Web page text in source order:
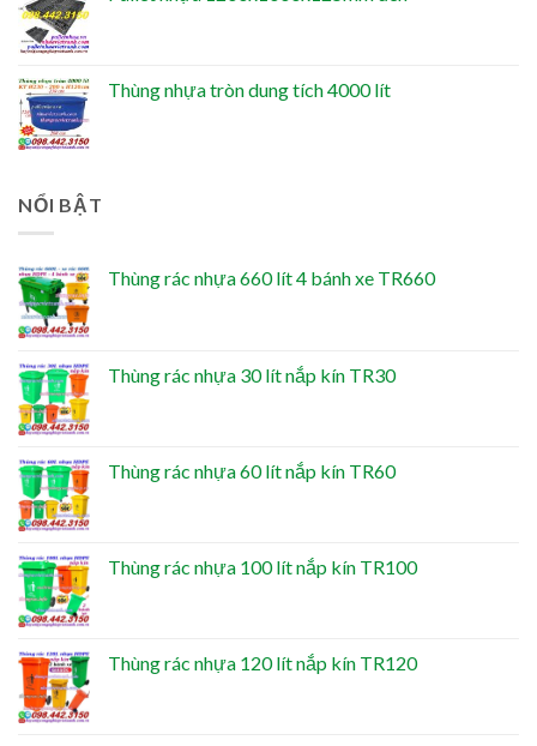
Thùng nhựa tròn dung tích 4000 lít
NỔI BẬT
Thùng rác nhựa 660 lít 4 bánh xe TR660
Thùng rác nhựa 30 lít nắp kín TR30
Thùng rác nhựa 60 lít nắp kín TR60
Thùng rác nhựa 100 lít nắp kín TR100
Thùng rác nhựa 120 lít nắp kín TR120